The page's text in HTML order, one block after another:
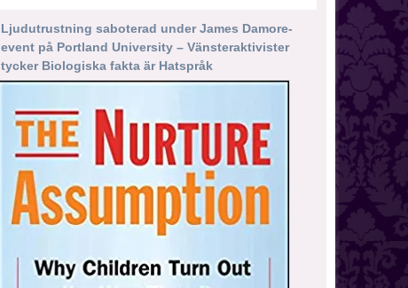
Ljudutrustning saboterad under James Damore-
event på Portland University – Vänsteraktivister
tycker Biologiska fakta är Hatspråk